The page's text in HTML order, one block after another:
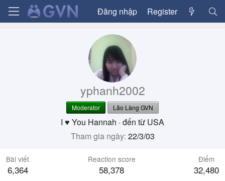
Đăng nhập Register
yphanh2002
Moderator Lão Làng GVN
I ♥︎ You Hannah · đến từ USA
Tham gia ngày 22/3/03
Bài viết
6,364
Reaction score
58,378
Điểm
32,480